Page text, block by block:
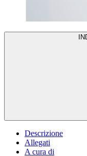
Descrizione
Allegati
A cura di